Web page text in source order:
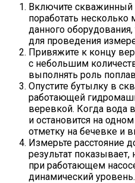
Включите скважинный
поработать несколько
данного
для проведения
Привяжите к концу
с небольшим
выполнять роль
Опустите бутылку в
работающей
веревкой. Когда вода
и остановится на
отметку на бечевке и
Измерьте расстояние
результат показывает,
при работающем
динамический уровень.